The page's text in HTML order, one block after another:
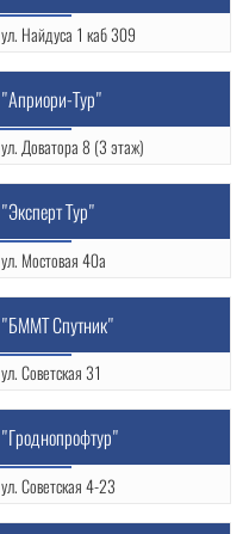
ул. Найдуса 1 каб 309
"Априори-Тур"
ул. Доватора 8 (3 этаж)
УНП: 590900834
"Эксперт Тур"
ул. Мостовая 40а
"БММТ Спутник"
ул. Советская 31
"Гроднопрофтур"
ул. Советская 4-23